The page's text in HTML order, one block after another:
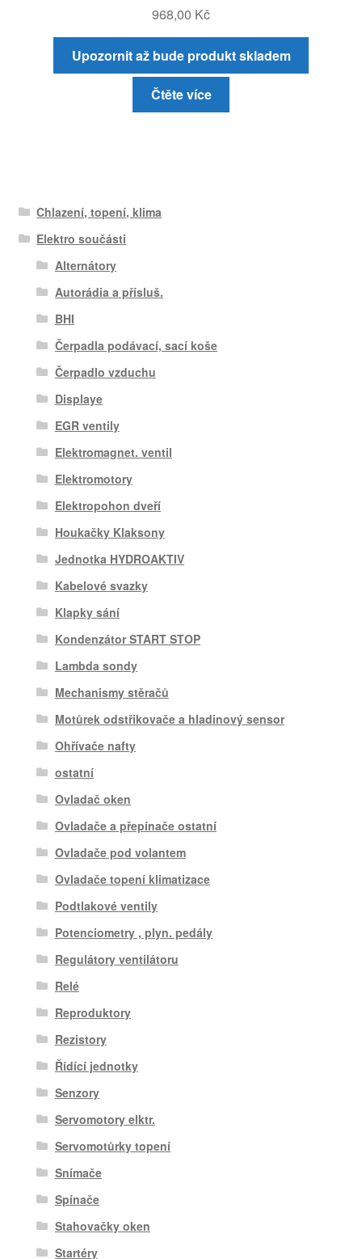
968,00 Kč
Upozornit až bude produkt skladem
Čtěte více
Chlazení, topení, klima
Elektro součásti
Alternátory
Autorádia a přísluš.
BHI
Čerpadla podávací, sací koše
Čerpadlo vzduchu
Displaye
EGR ventily
Elektromagnet. ventil
Elektromotory
Elektropohon dveří
Houkačky Klaksony
Jednotka HYDROAKTIV
Kabelové svazky
Klapky sání
Kondenzátor START STOP
Lambda sondy
Mechanismy stěračů
Motůrek odstřikovače a hladinový sensor
Ohřívače nafty
ostatní
Ovladač oken
Ovladače a přepínače ostatní
Ovladače pod volantem
Ovladače topení klimatizace
Podtlakové ventily
Potenciometry , plyn. pedály
Regulátory ventilátoru
Relé
Reproduktory
Rezistory
Řídící jednotky
Senzory
Servomotory elktr.
Servomotůrky topení
Snímače
Spínače
Stahovačky oken
Startéry